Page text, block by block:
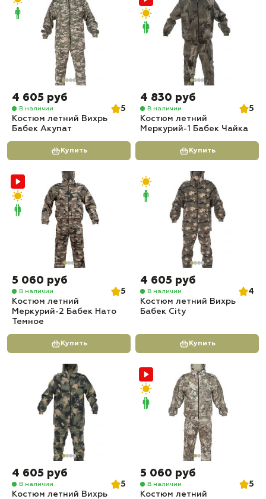
4 605 руб
В наличии
5
Костюм летний Вихрь
Бабек Акупат
Купить
4 830 руб
В наличии
5
Костюм летний
Меркурий-1 Бабек Чайка
Купить
5 060 руб
В наличии
5
Костюм летний
Меркурий-2 Бабек Нато
Темное
Купить
4 605 руб
В наличии
4
Костюм летний Вихрь
Бабек City
Купить
4 605 руб
В наличии
5
Костюм летний Вихрь
5 060 руб
В наличии
5
Костюм летний